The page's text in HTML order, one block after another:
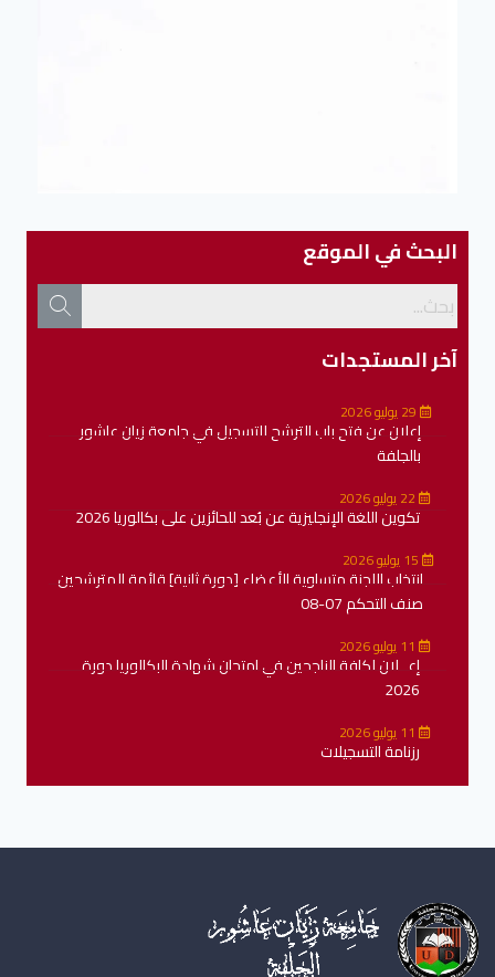
البحث في الموقع
آخر المستجدات
إعلان عن فتح باب الترشح للتسجيل في جامعة زيان عاشور
بالجلفة
تكوين اللغة الإنجليزية عن بُعد للحائزين على بكالوريا 2026
15 يوليو 2026
انتخاب اللجنة متساوية الأعضاء [دورة ثانية] قائمة المترشحين
صنف التحكم 07-08
11 يوليو 2026
إعــلان لكافة الناجحين في امتحان شهادة البكالوريا دورة
2026
رزنامة التسجيلات